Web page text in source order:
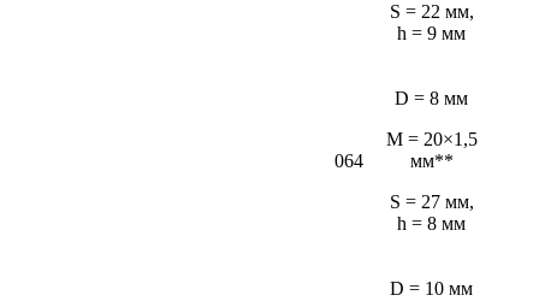
S = 22 мм,
h = 9 мм
064
D = 8 мм
M = 20×1,5
мм**
S = 27 мм,
h = 8 мм
D = 10 мм